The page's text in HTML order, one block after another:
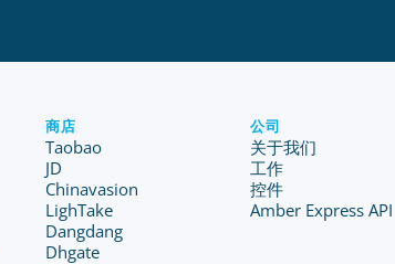
商店
Taobao
JD
Chinavasion
LighTake
Dangdang
Dhgate
公司
关于我们
工作
控件
Amber Express API